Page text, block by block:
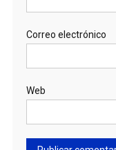
Correo electrónico
Web